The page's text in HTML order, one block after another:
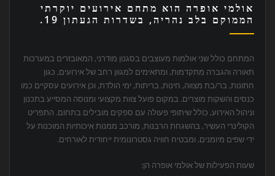
אולמי אופרה הוא מתחם אירועים יוקרתי
הממוקם בלב נהריה, בשדרות הגעתון 19.
המתחם כולל שני אולמות מעוצבים בסגנון מודרני, המאובזרים במערכות
תאורה והגברה מתקדמות, ומתאימים למגוון רחב של אירועים, כגון
חתונות, בר/בת מצווה, חינות, בריתות, ימי הולדת, וכן אירועים עסקיים כמו
כנסים והשקות מוצרים. במקום פועל צוות מקצועי ומנוסה המסייע בתכנון
וניהול האירוע, כולל שיתופי פעולה עם ספקים מובילים בתחום. התפריט
הקולינרי העשיר, בהשגחת הרבנות, מורכב ממנות איכותיות המוכנות על
ידי שפים מיומנים, ומבטיח חוויה גסטרונומית ייחודית לאורחים.
שעות הפעילות של אולמי אופרה הן: